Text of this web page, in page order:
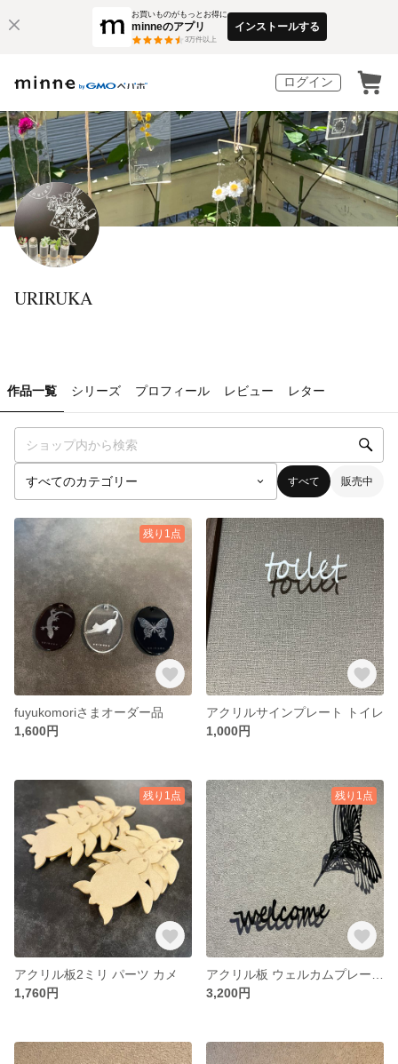
お買いものがもっとお得に
minneのアプリ
3万件以上
インストールする
ログイン
URIRUKA
作品一覧 シリーズ プロフィール レビュー レター
すべて 販売中
残り1点
fuyukomoriさまオーダー品
1,600円
アクリルサインプレート トイレ
1,000円
残り1点
アクリル板2ミリ パーツ カメ
1,760円
残り1点
3,200円